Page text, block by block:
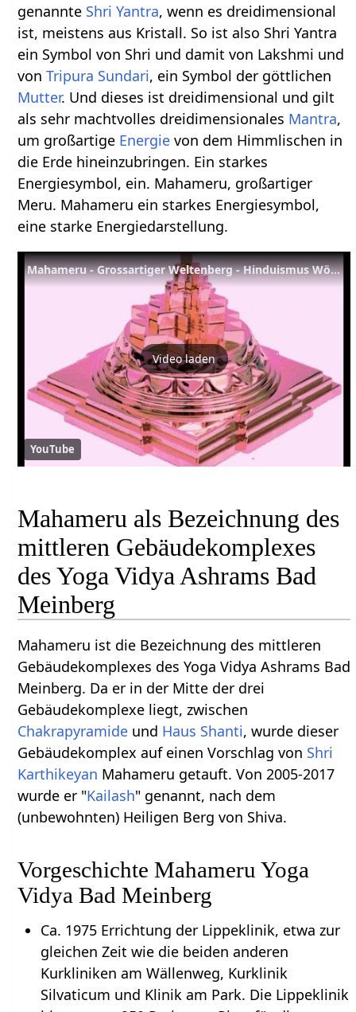
genannte Shri Yantra, wenn es dreidimensional
ist, meistens aus Kristall. So ist also Shri Yantra
ein Symbol von Shri und damit von Lakshmi und
vonTripura Sundari, ein Symbol der göttlichen
Mutter. Und dieses ist dreidimensional und gilt
als sehr machtvolles dreidimensionales Mantra,
um großartige Energie von dem Himmlischen in
die Erde hineinzubringen. Ein starkes
Energiesymbol, ein. Mahameru, großartiger
Meru. Mahameru ein starkes Energiesymbol,
eine starke Energiedarstellung.
Mahameru - Grossartiger Weltenberg - Hinduismus Wörterbuch
Video laden
YouTube
Mahameru als Bezeichnung des
mittleren Gebäudekomplexes
des Yoga Vidya Ashrams Bad
Meinberg
Mahameru ist die Bezeichnung des mittleren
Gebäudekomplexes des Yoga Vidya Ashrams Bad
Meinberg. Da er in der Mitte der drei
Gebäudekomplexe liegt, zwischen
Chakrapyramide und Haus Shanti, wurde dieser
Gebäudekomplex auf einen Vorschlag von Shri
Karthikeyan Mahameru getauft. Von 2005-2017
wurde er "Kailash" genannt, nach dem
(unbewohnten) Heiligen Berg von Shiva.
Vorgeschichte Mahameru Yoga
Vidya Bad Meinberg
Ca. 1975 Errichtung der Lippeklinik, etwa zur
gleichen Zeit wie die beiden anderen
Kurkliniken am Wällenweg, Kurklinik
Silvaticum und Klinik am Park. Die Lippeklinik